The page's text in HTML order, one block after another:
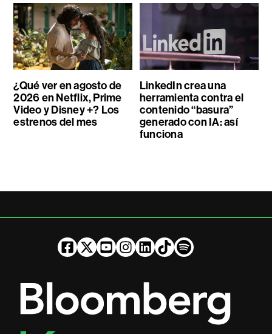
¿Qué ver en agosto de
2026 en Netflix, Prime
Video y Disney +? Los
estrenos del mes
LinkedIn crea una
herramienta contra el
contenido “basura”
generado con IA: así
funciona